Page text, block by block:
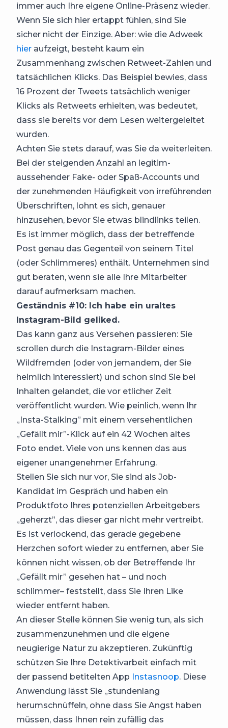
immer auch Ihre eigene Online-Präsenz wieder.
Wenn Sie sich hier ertappt fühlen, sind Sie
sicher nicht der Einzige. Aber: wie die Adweek
hier aufzeigt, besteht kaum ein
Zusammenhang zwischen Retweet-Zahlen und
tatsächlichen Klicks. Das Beispiel bewies, dass
16 Prozent der Tweets tatsächlich weniger
Klicks als Retweets erhielten, was bedeutet,
dass sie bereits vor dem Lesen weitergeleitet
wurden.
Achten Sie stets darauf, was Sie da weiterleiten.
Bei der steigenden Anzahl an legitim-
aussehender Fake- oder Spaß-Accounts und
der zunehmenden Häufigkeit von irreführenden
Überschriften, lohnt es sich, genauer
hinzusehen, bevor Sie etwas blindlinks teilen.
Es ist immer möglich, dass der betreffende
Post genau das Gegenteil von seinem Titel
(oder Schlimmeres) enthält. Unternehmen sind
gut beraten, wenn sie alle Ihre Mitarbeiter
darauf aufmerksam machen.
Geständnis #10: Ich habe ein uraltes
Instagram-Bild geliked.
Das kann ganz aus Versehen passieren: Sie
scrollen durch die Instagram-Bilder eines
Wildfremden (oder von jemandem, der Sie
heimlich interessiert) und schon sind Sie bei
Inhalten gelandet, die vor etlicher Zeit
veröffentlicht wurden. Wie peinlich, wenn Ihr
„Insta-Stalking” mit einem versehentlichen
„Gefällt mir”-Klick auf ein 42 Wochen altes
Foto endet. Viele von uns kennen das aus
eigener unangenehmer Erfahrung.
Stellen Sie sich nur vor, Sie sind als Job-
Kandidat im Gespräch und haben ein
Produktfoto Ihres potenziellen Arbeitgebers
„geherzt”, das dieser gar nicht mehr vertreibt.
Es ist verlockend, das gerade gegebene
Herzchen sofort wieder zu entfernen, aber Sie
können nicht wissen, ob der Betreffende Ihr
„Gefällt mir” gesehen hat – und noch
schlimmer– feststellt, dass Sie Ihren Like
wieder entfernt haben.
An dieser Stelle können Sie wenig tun, als sich
zusammenzunehmen und die eigene
neugierige Natur zu akzeptieren. Zukünftig
schützen Sie Ihre Detektivarbeit einfach mit
der passend betitelten App Instasnoop. Diese
Anwendung lässt Sie „stundenlang
herumschnüffeln, ohne dass Sie Angst haben
müssen, dass Ihnen rein zufällig das